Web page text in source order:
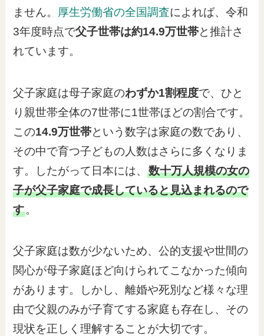
ません。 厚生労働省の全国調査によれば、令和
3年度時点で父子世帯は約14.9万世帯と推計さ
れています。
父子家庭は母子家庭のわずか1割程度で、ひと
り親世帯全体の7世帯に1世帯ほどの割合です。
この14.9万世帯という数字は家庭の数であり、
その中で育つ子どもの人数はさらに多くなりま
す。したがって日本には、数十万人規模の女の
子が父子家庭で成長していると見込まれるので
す。
父子家庭は数が少ないため、公的支援や世間の
関心が母子家庭ほど向けられてこなかった傾向
があります。しかし、離婚や死別など様々な理
由で父親のみが子育てする家庭も存在し、その
現状を正しく理解することが大切です。